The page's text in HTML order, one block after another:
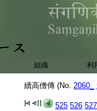
組織 利
續高僧傳 (No. 2060_
525 526 527
遘疾逾久。而戒行
秋五十有九。初平
隨。及隣大漸長號
往返二百餘里。遶
坎之後長眠流涙不
釋道傑。姓楊。其
裔復居河東安邑之
粗知大略。然以宿